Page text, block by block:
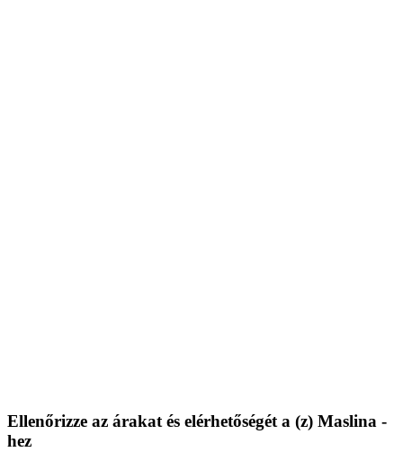
Ellenőrizze az árakat és elérhetőségét a (z) Maslina -
hez